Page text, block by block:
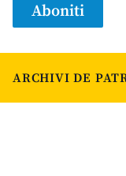
Aboniti
ARCHIVI DE